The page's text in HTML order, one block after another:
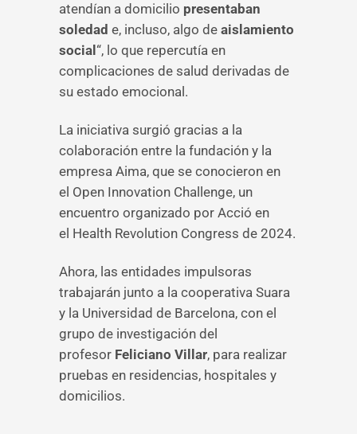
atendían a domicilio presentaban
soledad e, incluso, algo de aislamiento
social “, lo que repercutía en
complicaciones de salud derivadas de
su estado emocional.
La iniciativa surgió gracias a la
colaboración entre la fundación y la
empresa Aima, que se conocieron en
el Open Innovation Challenge, un
encuentro organizado por Acció en
el Health Revolution Congress de 2024.
Ahora, las entidades impulsoras
trabajarán junto a la cooperativa Suara
y la Universidad de Barcelona, con el
grupo de investigación del
profesor Feliciano Villar, para realizar
pruebas en residencias, hospitales y
domicilios.